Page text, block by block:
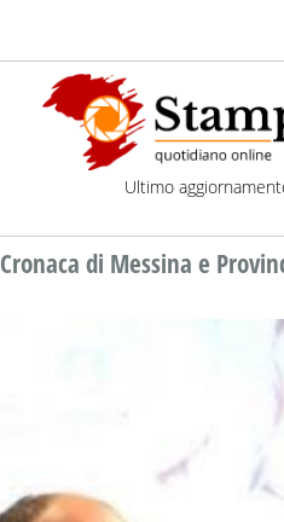
Ultimo
Cronaca di Messina e